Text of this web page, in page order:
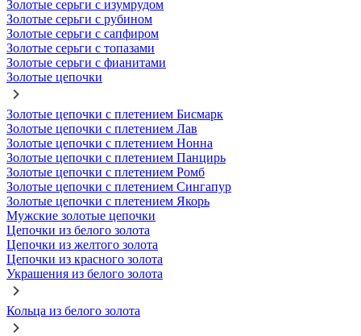
Золотые серьги с изумрудом
Золотые серьги с рубином
Золотые серьги с сапфиром
Золотые серьги с топазами
Золотые серьги с фианитами
Золотые цепочки
Золотые цепочки с плетением Бисмарк
Золотые цепочки с плетением Лав
Золотые цепочки с плетением Нонна
Золотые цепочки с плетением Панцирь
Золотые цепочки с плетением Ромб
Золотые цепочки с плетением Сингапур
Золотые цепочки с плетением Якорь
Мужские золотые цепочки
Цепочки из белого золота
Цепочки из желтого золота
Цепочки из красного золота
Украшения из белого золота
Кольца из белого золота